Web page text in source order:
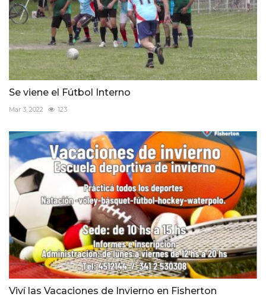
Se viene el Fútbol Interno
Mar 3, 2022 123
Viví las Vacaciones de Invierno en Fisherton